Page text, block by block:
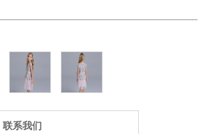
联系我们